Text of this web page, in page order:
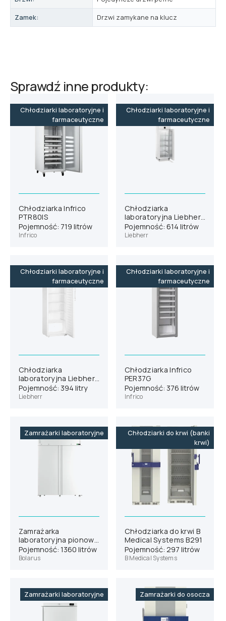
Zamek:
Drzwi zamykane na klucz
Sprawdź inne produkty:
Chłodziarki laboratoryjne i
farmaceutyczne
Chłodziarka Infrico
PTR80IS
Pojemność: 719 litrów
Infrico
Chłodziarki laboratoryjne i
farmaceutyczne
Chłodziarka
laboratoryjna Liebherr
SRPvg 6501
Pojemność: 614 litrów
Liebherr
Chłodziarki laboratoryjne i
farmaceutyczne
Chłodziarka
laboratoryjna Liebherr
SRFvg 4001
Pojemność: 394 litry
Liebherr
Chłodziarki laboratoryjne i
farmaceutyczne
Chłodziarka Infrico
PER37G
Pojemność: 376 litrów
Infrico
Zamrażarki laboratoryjne
Zamrażarka
laboratoryjna pionowa
Bolarus SLM 1400
Pojemność: 1360 litrów
Bolarus
Chłodziarki do krwi (banki
krwi)
Chłodziarka do krwi B
Medical Systems B291
Pojemność: 297 litrów
B Medical Systems
Zamrażarki laboratoryjne Zamrażarki do osocza